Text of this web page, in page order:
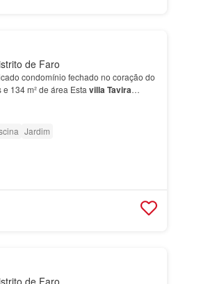
de Faro
condomínio fechado no coração do
134 m² de área Esta villaTavira
Jardim
de Faro